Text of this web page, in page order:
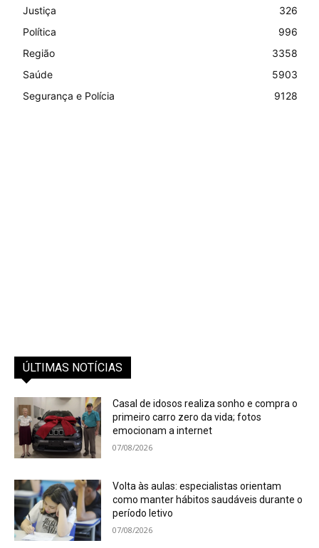
Justiça
326
Política
996
Região
3358
Saúde
5903
Segurança e Polícia
9128
ÚLTIMAS NOTÍCIAS
Casal de idosos realiza sonho e compra o
primeiro carro zero da vida; fotos
emocionam a internet
07/08/2026
Volta às aulas: especialistas orientam
como manter hábitos saudáveis durante o
período letivo
07/08/2026